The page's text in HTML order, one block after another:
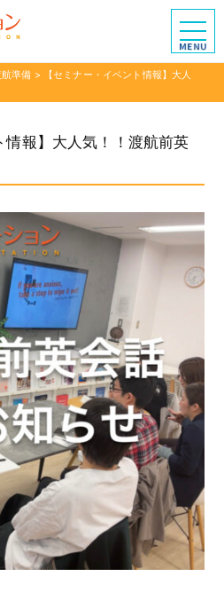
準備 >
【セミナー・イベント情報】大人
情報】大人気！！渡航前英